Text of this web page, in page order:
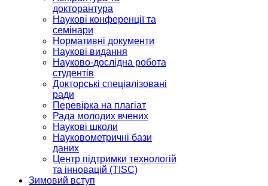
докторантура
Наукові конференції та
семінари
Нормативні документи
Наукові видання
Науково-дослідна робота
студентів
Докторські спеціалізовані
ради
Перевірка на плагіат
Рада молодих вчених
Наукові школи
Науковометричні бази
даних
Центр підтримки технологій
та інновацій (TISC)
Зимовий вступ